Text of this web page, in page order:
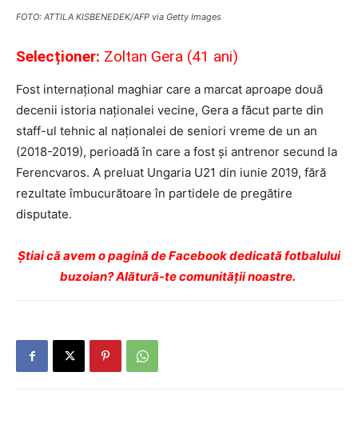
FOTO: ATTILA KISBENEDEK/AFP via Getty Images
Selecționer: Zoltan Gera (41 ani)
Fost internațional maghiar care a marcat aproape două
decenii istoria naționalei vecine, Gera a făcut parte din
staff-ul tehnic al naționalei de seniori vreme de un an
(2018-2019), perioadă în care a fost și antrenor secund la
Ferencvaros. A preluat Ungaria U21 din iunie 2019, fără
rezultate îmbucurătoare în partidele de pregătire
disputate.
Ştiai că avem o pagină de Facebook dedicată fotbalului
buzoian? Alătură-te comunității noastre.